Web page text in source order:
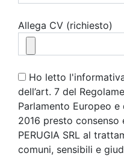
Allega CV (richiesto)
Ho letto
dell’art. 7 del
Parlamento Europeo
2016 presto consenso
PERUGIA SRL al
comuni, sensibili e